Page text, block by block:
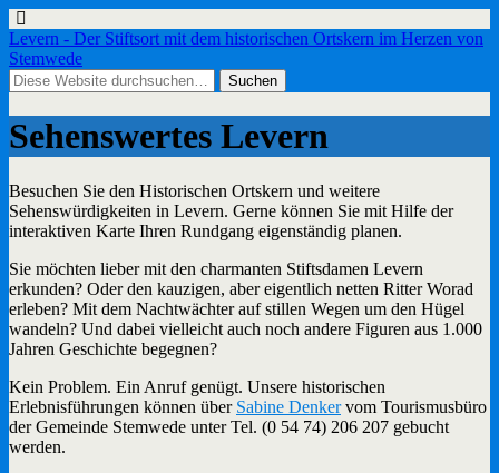
Levern - Der Stiftsort mit dem historischen Ortskern im Herzen von
Stemwede
Sehenswertes Levern
Besuchen Sie den Historischen Ortskern und weitere
Sehenswürdigkeiten in Levern. Gerne können Sie mit Hilfe der
interaktiven Karte Ihren Rundgang eigenständig planen.
Sie möchten lieber mit den charmanten Stiftsdamen Levern
erkunden? Oder den kauzigen, aber eigentlich netten Ritter Worad
erleben? Mit dem Nachtwächter auf stillen Wegen um den Hügel
wandeln? Und dabei vielleicht auch noch andere Figuren aus 1.000
Jahren Geschichte begegnen?
Kein Problem. Ein Anruf genügt. Unsere historischen
Erlebnisführungen können über Sabine Denkervom Tourismusbüro
der Gemeinde Stemwede unter Tel. (0 54 74) 206 207 gebucht
werden.